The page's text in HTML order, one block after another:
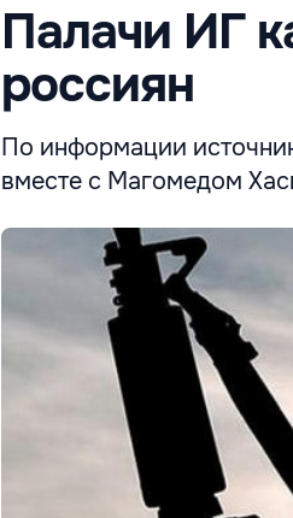
Палачи ИГ
россиян
По информации
вместе с Магомедом